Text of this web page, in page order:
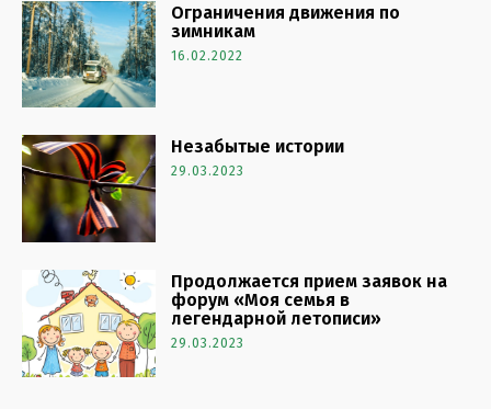
Ограничения движения по
зимникам
16.02.2022
Незабытые истории
29.03.2023
Продолжается прием заявок на
форум «Моя семья в
легендарной летописи»
29.03.2023